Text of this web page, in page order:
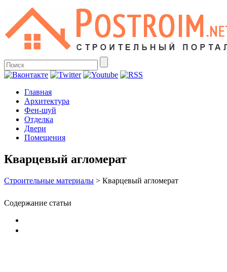
Главная
Архитектура
Фен-шуй
Отделка
Двери
Помещения
Кварцевый агломерат
Строительные материалы > Кварцевый агломерат
Содержание статьи